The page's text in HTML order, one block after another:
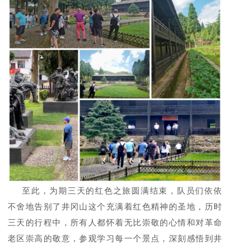
至此，为期三天的红色之旅圆满结束，队员们依依
不舍地告别了井冈山这个充满着红色精神的圣地，历时
三天的行程中，所有人都怀着无比崇敬的心情和对革命
老区崇高的敬意，参观学习每一个景点，深刻感悟到井